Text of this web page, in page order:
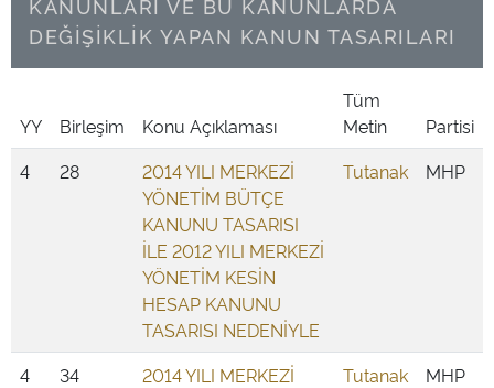
KANUNLARI VE BU KANUNLARDA
DEĞİŞİKLİK YAPAN KANUN TASARILARI
YY Birleşim Konu Açıklaması
Tüm
Metin
Partisi
4
28
2014 YILI MERKEZİ
YÖNETİM BÜTÇE
KANUNU TASARISI
İLE 2012 YILI MERKEZİ
YÖNETİM KESİN
HESAP KANUNU
TASARISI NEDENİYLE
Tutanak MHP
4 34
2014 YILI MERKEZİ
Tutanak MHP